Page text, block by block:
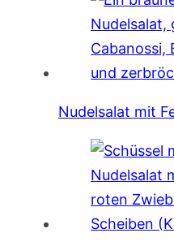
Nudelsalat mit